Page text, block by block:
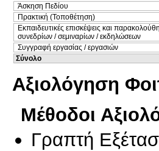
Άσκηση Πεδίου
Πρακτική (Τοποθέτηση)
Εκπαιδευτικές επισκέψεις και
συνεδρίων / σεμιναρίων / εκδηλώσεων
Συγγραφή εργασίας / εργασιών
Σύνολο
Αξιολόγηση
Μέθοδοι
Γραπτή